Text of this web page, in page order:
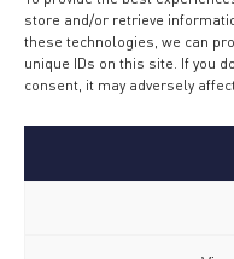
store and/or retrieve
these technologies, we can
unique IDs on this site. If you
consent, it may adversely
Cashback campaigns
Product Plus campaigns
Loyalty campaigns
Menu
Safety measures